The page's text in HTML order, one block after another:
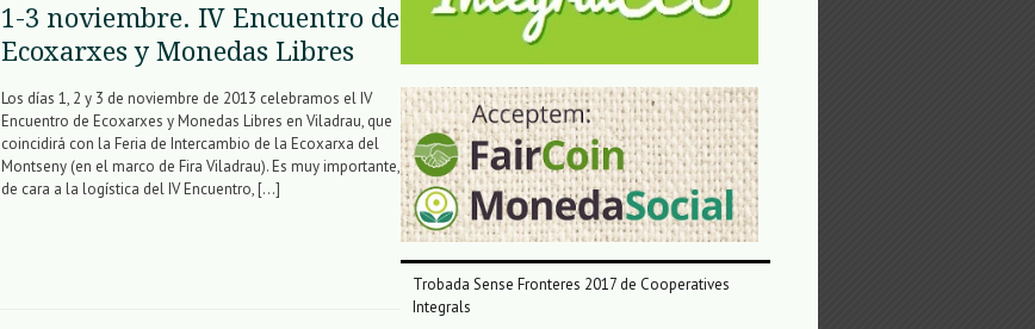
1-3 noviembre. IV Encuentro de
Ecoxarxes y Monedas Libres
Los días 1, 2 y 3 de noviembre de 2013 celebramos el IV
Encuentro de Ecoxarxes y Monedas Libres en Viladrau, que
coincidirá con la Feria de Intercambio de la Ecoxarxa del
Montseny (en el marco de Fira Viladrau). Es muy importante,
de cara a la logística del IV Encuentro, […]
Trobada Sense Fronteres 2017 de Cooperatives
Integrals